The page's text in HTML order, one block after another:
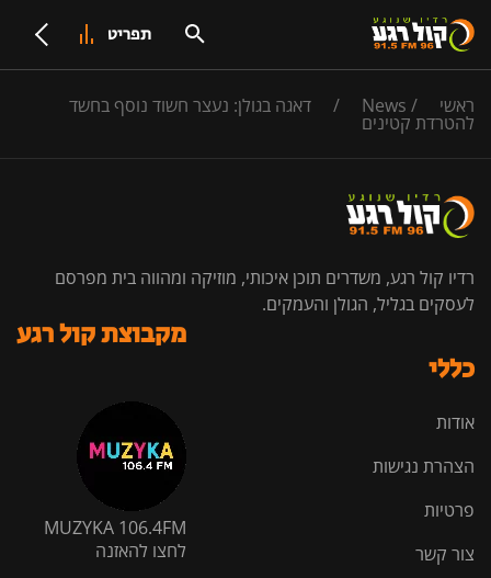
תפריט
ראשי /
News
/ דאגה בגולן: נעצר חשוד נוסף בחשד
להטרדת קטינים
רדיו קול רגע, משדרים תוכן איכותי, מוזיקה ומהווה בית מפרסם
לעסקים בגליל, הגולן והעמקים.
כללי
אודות
הצהרת נגישות
פרטיות
צור קשר
מקבוצת קול רגע
MUZYKA 106.4FM
לחצו להאזנה